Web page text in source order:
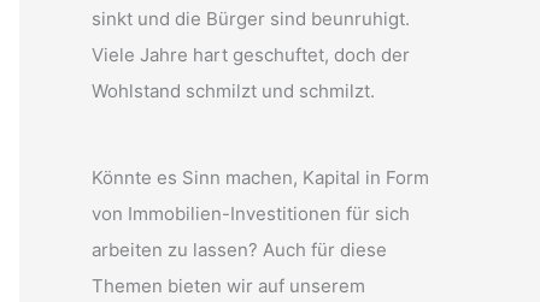
sinkt und die Bürger sind beunruhigt.
Viele Jahre hart geschuftet, doch der
Wohlstand schmilzt und schmilzt.
Könnte es Sinn machen, Kapital in Form
von Immobilien-Investitionen für sich
arbeiten zu lassen? Auch für diese
Themen bieten wir auf unserem